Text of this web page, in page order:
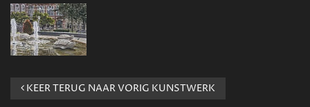
KEER TERUG NAAR VORIG KUNSTWERK